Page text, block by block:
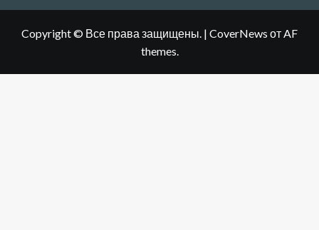
Copyright © Все права защищены. | CoverNews от AF
themes.